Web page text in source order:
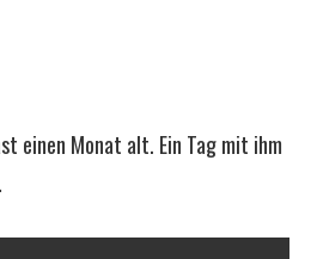
einen Monat alt. Ein Tag mit ihm